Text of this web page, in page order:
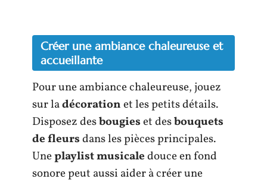
Créer une ambiance chaleureuse et
accueillante
Pour une ambiance chaleureuse, jouez
sur ladécorationet les petits détails.
Disposez desbougieset desbouquets
de fleursdans les pièces principales.
Uneplaylist musicaledouce en fond
sonore peut aussi aider à créer une